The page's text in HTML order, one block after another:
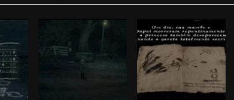
com o original.
Vermelho